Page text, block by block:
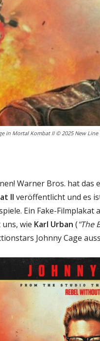
in Mortal Kombat II © 2025 New
Warner Bros. hat
II veröffentlicht und es
Ein Fake-Filmplakat
wie Karl Urban ("The
Johnny Cage